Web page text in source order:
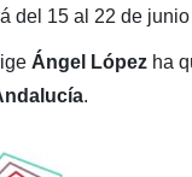
del 15 al 22 de
Ángel Lópezha
.